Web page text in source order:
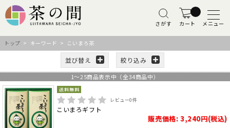
さがす カート メニュー
トップ > キーワード > こいまろ茶
並び替え 絞り込み
1～25商品表示中（全34商品中）
レビュー0件
こいまろギフト
販売価格: 3,240円(税込)